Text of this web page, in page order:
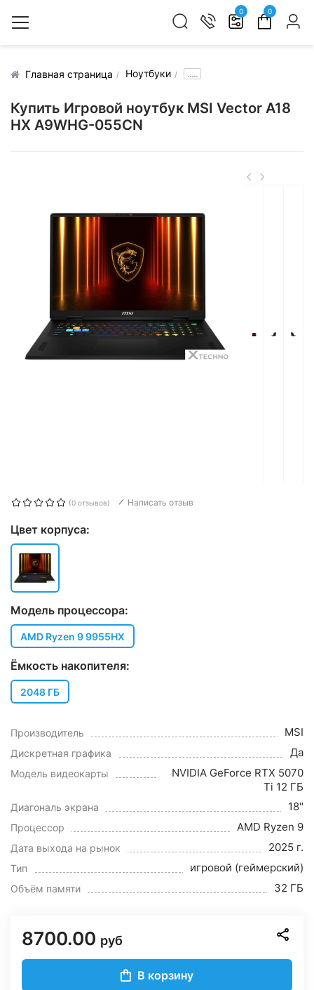
0 0
Главная страница Ноутбуки .....
Купить Игровой ноутбук MSI Vector A18
HX A9WHG-055CN
(0 отзывов) Написать отзыв
Цвет корпуса:
Модель процессора:
AMD Ryzen 9 9955HX
Ёмкость накопителя:
2048 ГБ
Производитель MSI
Дискретная графика Да
Модель видеокарты
NVIDIA GeForce RTX 5070
Ti 12 ГБ
Диагональ экрана 18"
Процессор AMD Ryzen 9
Дата выхода на рынок 2025 г.
Тип игровой (геймерский)
Объём памяти 32 ГБ
8700.00 руб
В корзину